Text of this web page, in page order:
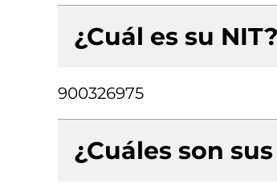
¿Cuál es su NIT?
900326975
¿Cuáles son